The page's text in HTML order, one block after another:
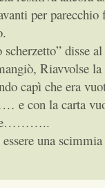
per parecchio
disse
Riavvolse
capì che era
e con la carta
una